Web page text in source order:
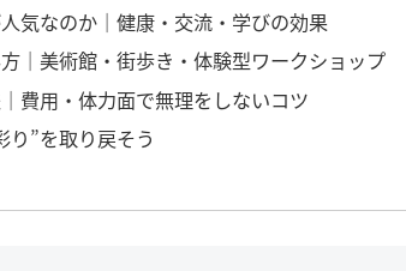
気なのか｜健康・交流・学びの効果
｜美術館・街歩き・体験型ワークショップ
費用・体力面で無理をしないコツ
り”を取り戻そう